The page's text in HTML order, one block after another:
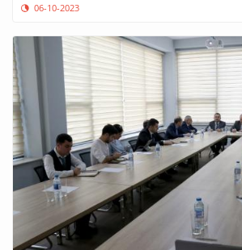
06-10-2023